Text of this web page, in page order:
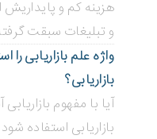
هزینه کم و پایداریش
و تبلیغات سبقت
واژه علم بازاریابی را
بازاریابی؟
آیا با مفهوم
بازاریابی استفاده